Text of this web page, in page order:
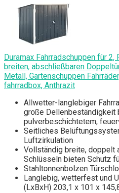
Duramax Fahrradschuppen für
breiten, abschließbaren
Metall, Gartenschuppen
fahrradbox, Anthrazit
Allwetter-langlebiger
große Dellenbeständigkeit
pulverbeschichtetem,
Seitliches
Luftzirkulation
Vollständig breite, doppelt
Schlüsseln bieten Schutz
Stahltonnenbolzen
Langlebig, wetterfest und
(LxBxH) 203,1 x 101 x